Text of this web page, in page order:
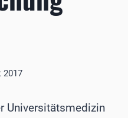
2017
Universitätsmedizin